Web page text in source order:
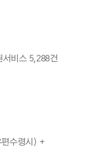
서비스 5,288건
수령시) +